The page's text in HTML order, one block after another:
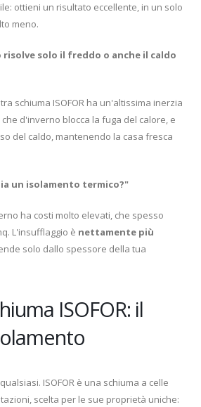
ottieni un risultato eccellente, in un solo
meno.
solo il freddo o anche il caldo
schiuma ISOFOR ha un'altissima inerzia
d'inverno blocca la fuga del calore, e
del caldo, mantenendo la casa fresca
un isolamento termico?"
ha costi molto elevati, che spesso
L'insufflaggio è nettamente più
solo dallo spessore della tua
ISOFOR: il
ISOFOR è una schiuma a celle
scelta per le sue proprietà uniche: